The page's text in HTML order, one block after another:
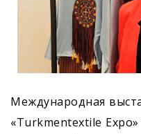
Международная
«Turkmentextile